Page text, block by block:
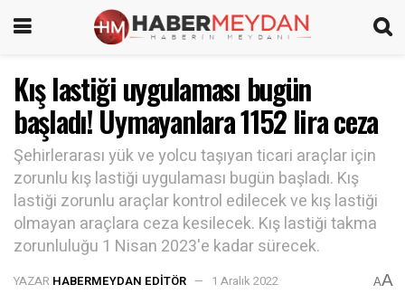
Kış lastiği uygulaması bugün
başladı! Uymayanlara 1152 lira ceza
Şehirlerarası yük ve yolcu taşıyan ticari araçlar için
zorunlu kış lastiği uygulaması bugün başladı. Kış
lastiği zorunlu araçlar kontrol edilecek ve kış lastiği
olmayan araçlara ceza kesilecek. Kış lastiği takma
zorunluluğu 1 Nisan 2023'e kadar sürecek.
YAZAR HABERMEYDAN EDITÖR 1 Aralık 2022 AA